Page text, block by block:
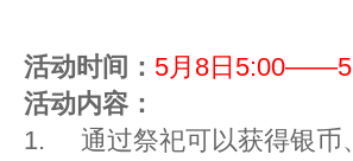
活动时间： 5月8日5:00——5
活动内容：
1. 通过祭祀可以获得银币